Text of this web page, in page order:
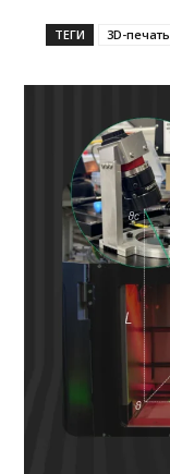
ТЕГИ 3D-печать